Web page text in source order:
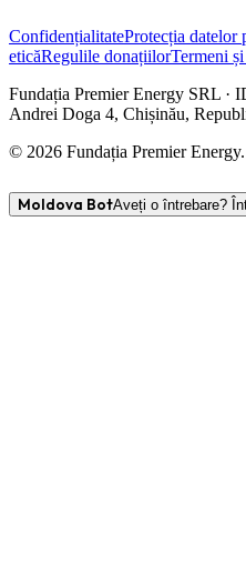
ConfidențialitateProtecția datelor
eticăRegulile donațiilorTermeni
Fundația Premier Energy SRL ·
Andrei Doga 4, Chișinău,
© 2026 Fundația Premier
Moldova BotAveți o întrebare?